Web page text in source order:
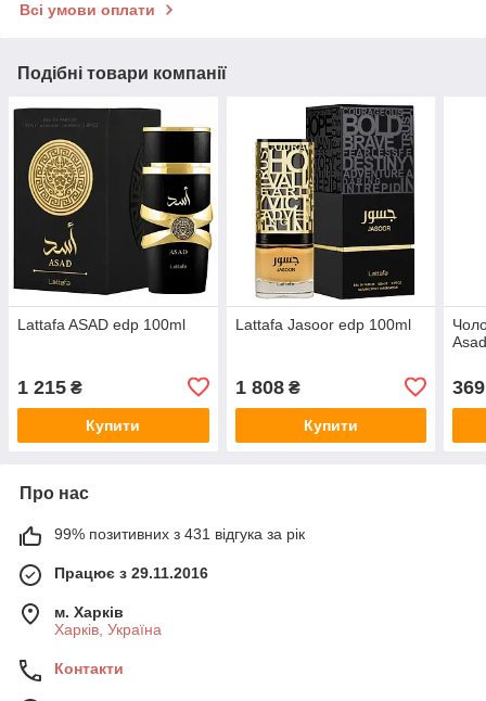
Всі умови оплати
Подібні товари компанії
Lattafa ASAD edp 100ml
1 215 ₴
Купити
Lattafa Jasoor edp 100ml
1 808₴
Купити
369
Про нас
99% позитивних з 431 відгука за рік
Працює з 29.11.2016
м. Харків
Харків, Україна
Контакти